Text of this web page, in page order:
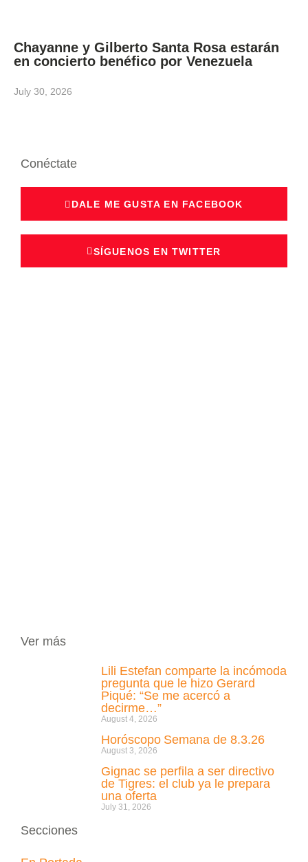
Chayanne y Gilberto Santa Rosa estarán
en concierto benéfico por Venezuela
July 30, 2026
Conéctate
DALE ME GUSTA EN FACEBOOK
SÍGUENOS EN TWITTER
Ver más
Lili Estefan comparte la incómoda
pregunta que le hizo Gerard
Piqué: “Se me acercó a
decirme…”
August 4, 2026
Horóscopo Semana de 8.3.26
August 3, 2026
Gignac se perfila a ser directivo
de Tigres: el club ya le prepara
una oferta
July 31, 2026
Secciones